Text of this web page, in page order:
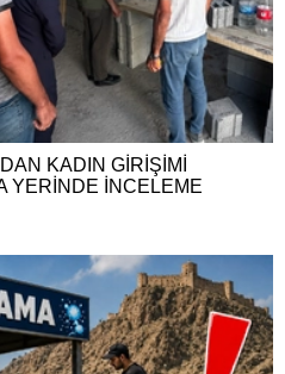
KADIN GİRİŞİMİ
YERİNDE İNCELEME